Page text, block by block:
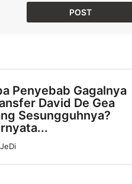
Penyebab Gagalnya
David De Gea
Sesungguhnya?
JeDi